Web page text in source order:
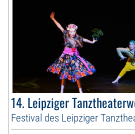
14. Leipziger
Festival des Leipziger